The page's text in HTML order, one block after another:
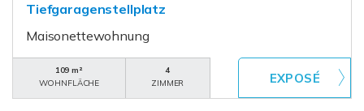
Tiefgaragenstellplatz
Maisonettewohnung
109 m²
WOHNFLÄCHE
4
ZIMMER